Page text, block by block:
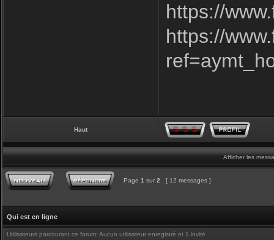
https://
https://
Haut
Afficher les
Page 1 sur 2 [ 12 messages ]
Qui est en ligne
Utilisateurs parcourant ce forum: Aucun utilisateur enregistré et 1 invité